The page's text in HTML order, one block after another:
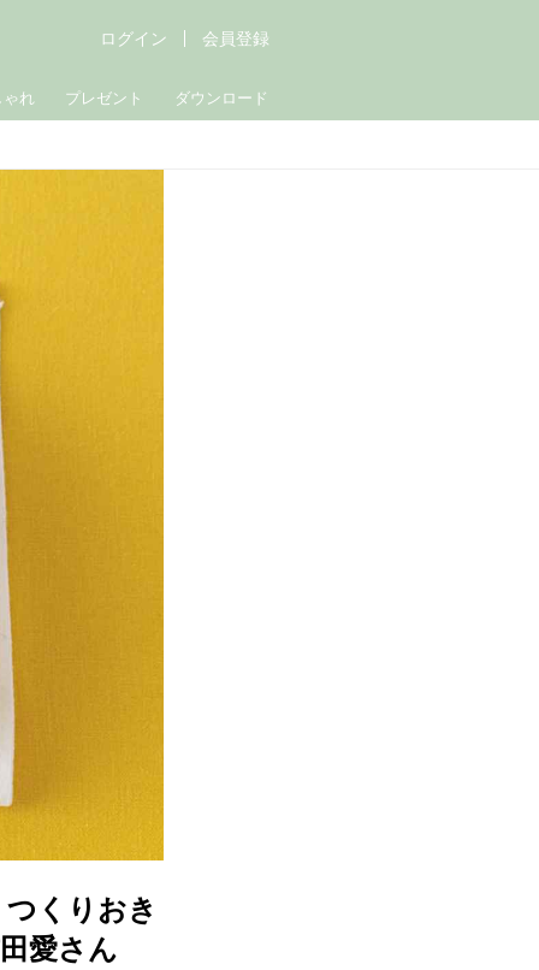
ゃれ プレゼント ダウンロード
ログイン 会員登録
くりおき
愛さん